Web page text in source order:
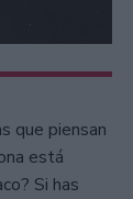
que piensan
está
Si has